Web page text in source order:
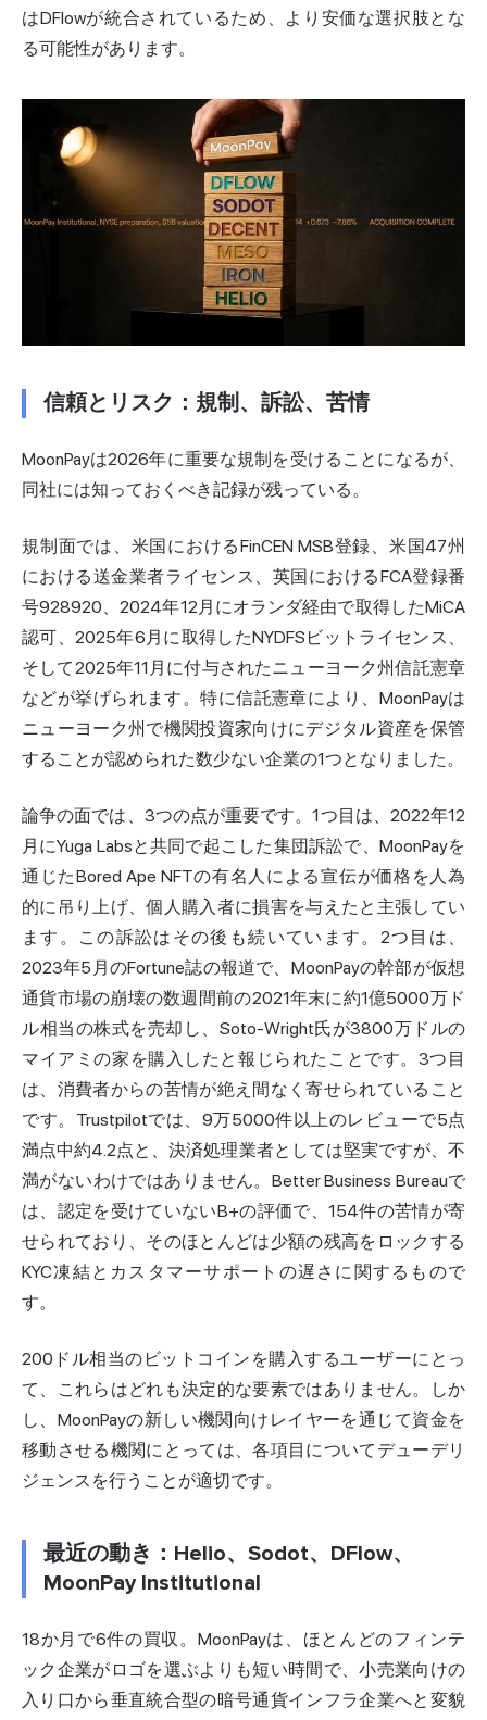
はDFlowが統合されているため、より安価な選択肢とな
る可能性があります。
信頼とリスク：規制、訴訟、苦情
MoonPayは2026年に重要な規制を受けることになるが、
同社には知っておくべき記録が残っている。
規制面では、米国におけるFinCEN MSB登録、米国47州
における送金業者ライセンス、英国におけるFCA登録番
号928920、2024年12月にオランダ経由で取得したMiCA
認可、2025年6月に取得したNYDFSビットライセンス、
そして2025年11月に付与されたニューヨーク州信託憲章
などが挙げられます。特に信託憲章により、MoonPayは
ニューヨーク州で機関投資家向けにデジタル資産を保管
することが認められた数少ない企業の1つとなりました。
論争の面では、3つの点が重要です。1つ目は、2022年12
月にYuga Labsと共同で起こした集団訴訟で、MoonPayを
通じたBored Ape NFTの有名人による宣伝が価格を人為
的に吊り上げ、個人購入者に損害を与えたと主張してい
ます。この訴訟はその後も続いています。2つ目は、
2023年5月のFortune誌の報道で、MoonPayの幹部が仮想
通貨市場の崩壊の数週間前の2021年末に約1億5000万ド
ル相当の株式を売却し、Soto-Wright氏が3800万ドルの
マイアミの家を購入したと報じられたことです。3つ目
は、消費者からの苦情が絶え間なく寄せられていること
です。Trustpilotでは、9万5000件以上のレビューで5点
満点中約4.2点と、決済処理業者としては堅実ですが、不
満がないわけではありません。Better Business Bureauで
は、認定を受けていないB+の評価で、154件の苦情が寄
せられており、そのほとんどは少額の残高をロックする
KYC凍結とカスタマーサポートの遅さに関するもので
す。
200ドル相当のビットコインを購入するユーザーにとっ
て、これらはどれも決定的な要素ではありません。しか
し、MoonPayの新しい機関向けレイヤーを通じて資金を
移動させる機関にとっては、各項目についてデューデリ
ジェンスを行うことが適切です。
最近の動き：Helio、Sodot、DFlow、
MoonPay Institutional
18か月で6件の買収。MoonPayは、ほとんどのフィンテ
ック企業がロゴを選ぶよりも短い時間で、小売業向けの
入り口から垂直統合型の暗号通貨インフラ企業へと変貌